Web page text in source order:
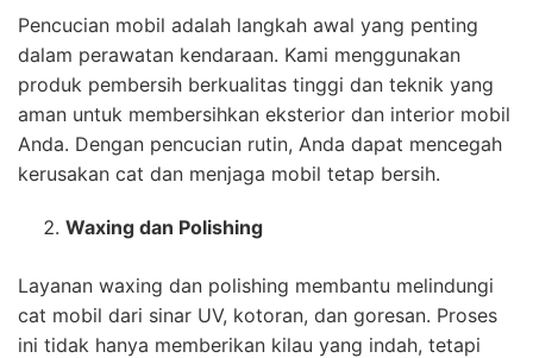
Pencucian mobil adalah langkah awal yang penting
dalam perawatan kendaraan. Kami menggunakan
produk pembersih berkualitas tinggi dan teknik yang
aman untuk membersihkan eksterior dan interior mobil
Anda. Dengan pencucian rutin, Anda dapat mencegah
kerusakan cat dan menjaga mobil tetap bersih.
Waxing dan Polishing
Layanan waxing dan polishing membantu melindungi
cat mobil dari sinar UV, kotoran, dan goresan. Proses
ini tidak hanya memberikan kilau yang indah, tetapi